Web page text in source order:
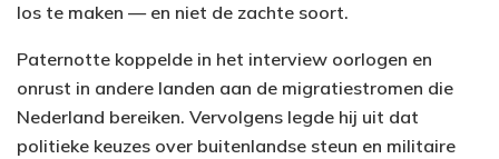
los te maken — en niet de zachte soort.
Paternotte koppelde in het interview oorlogen en
onrust in andere landen aan de migratiestromen die
Nederland bereiken. Vervolgens legde hij uit dat
politieke keuzes over buitenlandse steun en militaire